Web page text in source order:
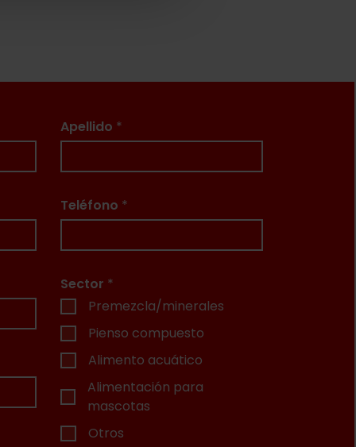
Apellido *
Teléfono *
Sector *
Premezcla/minerales
Pienso compuesto
Alimento acuático
Alimentación para
mascotas
Otros